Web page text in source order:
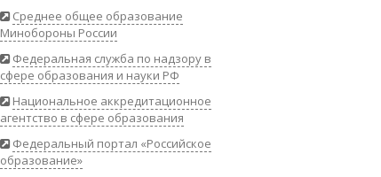
Среднее общее образование
Минобороны России
Федеральная служба по надзору в
сфере образования и науки РФ
Национальное аккредитационное
агентство в сфере образования
Федеральный портал «Российское
образование»